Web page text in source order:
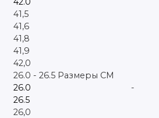
41,5
41,6
41,8
41,9
42,0
26.0 - 26.5 Размеры CM
-
26,0